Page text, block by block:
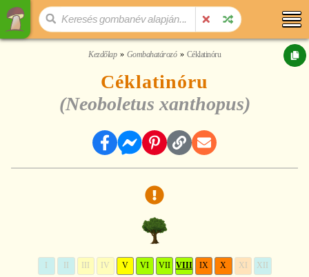
Kezdőlap Gombahatározó Céklatinóru
Céklatinóru
(Neoboletus xanthopus)
IV V VI VII VIII IX X XI XII